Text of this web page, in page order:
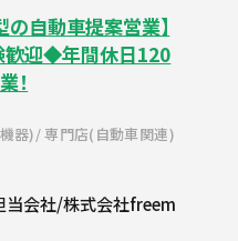
自動車提案営業】
迎◆年間休日120
！
器) 専門店(自動車関連)
当会社/株式会社freem